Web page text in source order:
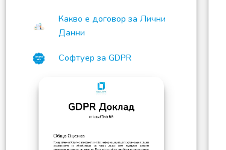
Какво е договор за Лични
Данни
Софтуер за GDPR